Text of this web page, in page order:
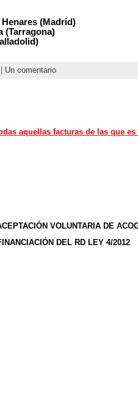
(Madrid)
(Tarragona)
Un comentario
aquellas facturas de las que
VOLUNTARIA DE
DEL RD LEY 4/2012